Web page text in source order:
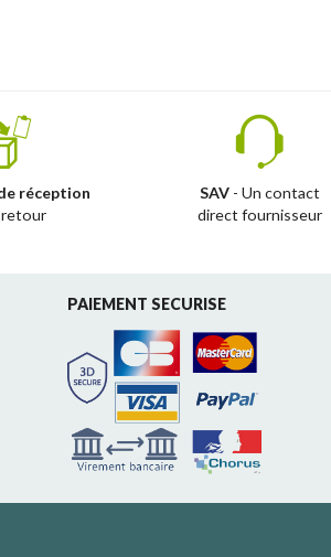
réception
SAV- Un contact
direct fournisseur
PAIEMENT SECURISE